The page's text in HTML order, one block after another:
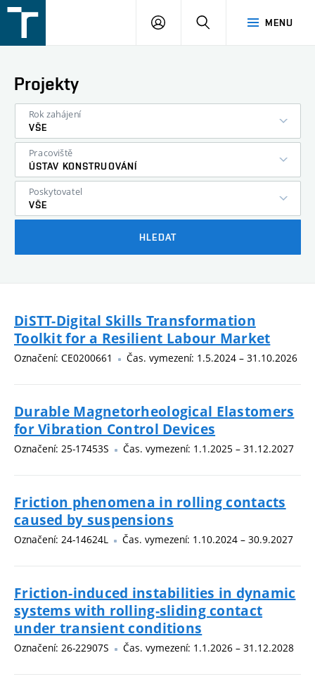
v
MENU
PŘIHLÁŠENÍ
Projekty
Rok zahájení
VŠE
Pracoviště
ÚSTAV KONSTRUOVÁNÍ
Poskytovatel
VŠE
HLEDAT
DiSTT-Digital Skills Transformation
Toolkit for a Resilient Labour Market
Označení: CE0200661 Čas. vymezení: 1.5.2024 – 31.10.2026
Durable Magnetorheological Elastomers
for Vibration Control Devices
Označení: 25-17453S Čas. vymezení: 1.1.2025 – 31.12.2027
Friction phenomena in rolling contacts
caused by suspensions
Označení: 24-14624L Čas. vymezení: 1.10.2024 – 30.9.2027
Friction-induced instabilities in dynamic
systems with rolling-sliding contact
under transient conditions
Označení: 26-22907S Čas. vymezení: 1.1.2026 – 31.12.2028